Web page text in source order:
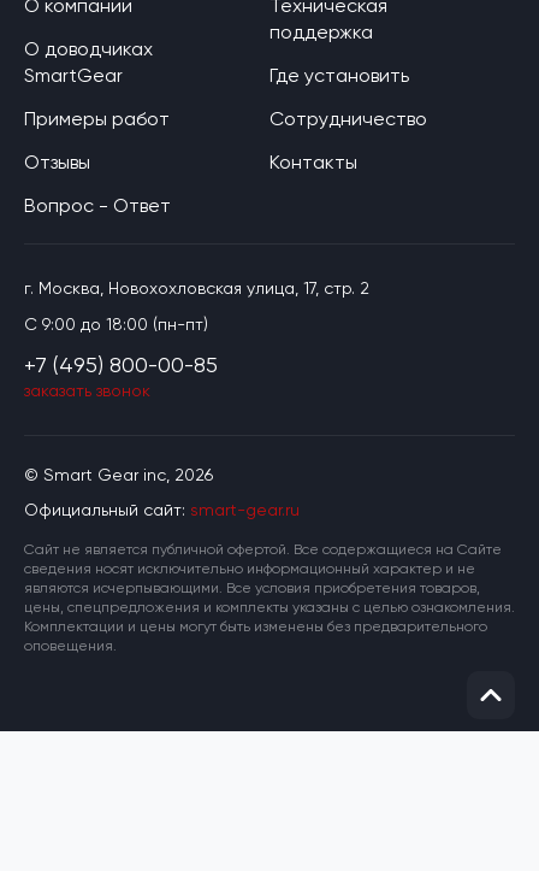
© Smart Gear inc, 2026
Официальный сайт: smart-gear.ru
Cайт не является публичной офертой. Все содержащиеся на Сайте
сведения носят исключительно информационный характер и не
являются исчерпывающими. Все условия приобретения товаров,
цены, спецпредложения и комплекты указаны с целью ознакомления.
Комплектации и цены могут быть изменены без предварительного
оповещения.
О компании
О доводчиках
SmartGear
Примеры работ
Отзывы
Вопрос - Ответ
Техническая
поддержка
Где установить
Сотрудничество
Контакты
г. Москва, Новохохловская улица, 17, стр. 2
C 9:00 до 18:00 (пн-пт)
+7 (495) 800-00-85
заказать звонок